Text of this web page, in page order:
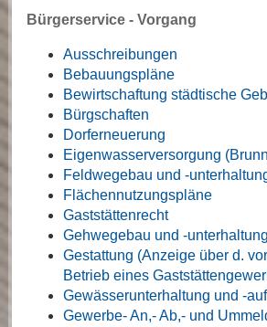
Bürgerservice - Vorgang
Ausschreibungen
Bebauungspläne
Bewirtschaftung städtische
Bürgschaften
Dorferneuerung
Eigenwasserversorgung
Feldwegebau und -
Flächennutzungspläne
Gaststättenrecht
Gehwegebau und -unterhaltung
Gestattung (Anzeige über d.
Betrieb eines
Gewässerunterhaltung und -
Gewerbe- An,- Ab,- und